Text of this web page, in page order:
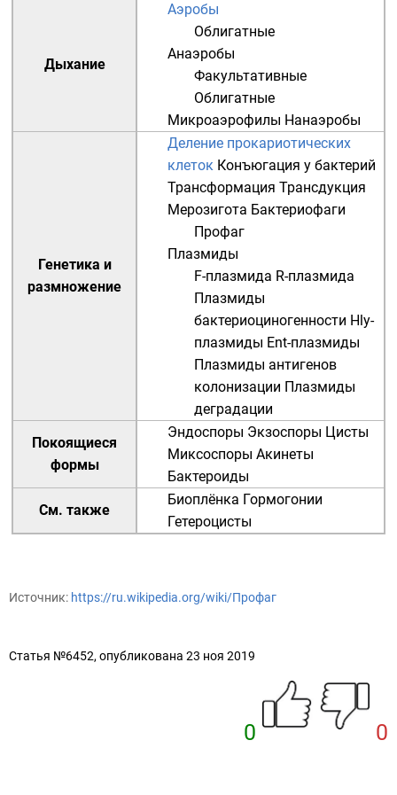
Дыхание
Аэробы
Облигатные
Анаэробы
Факультативные
Облигатные
Микроаэрофилы Нанаэробы
Генетика и
размножение
Деление прокариотических
клеток Конъюгация у бактерий
Трансформация Трансдукция
Мерозигота Бактериофаги
Профаг
Плазмиды
F-плазмида R-плазмида
Плазмиды
бактериоциногенности Hly-
плазмиды Ent-плазмиды
Плазмиды антигенов
колонизации Плазмиды
деградации
Покоящиеся
формы
Эндоспоры Экзоспоры Цисты
Миксоспоры Акинеты
Бактероиды
См. также
Биоплёнка Гормогонии
Гетероцисты
Источник: https://ru.wikipedia.org/wiki/Профаг
Статья №6452, опубликована 23 ноя 2019
0 0